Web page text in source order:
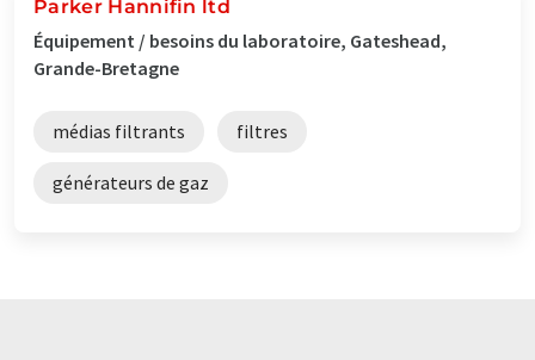
Parker Hannifin ltd
Équipement / besoins du laboratoire, Gateshead,
Grande-Bretagne
médias filtrants filtres
générateurs de gaz